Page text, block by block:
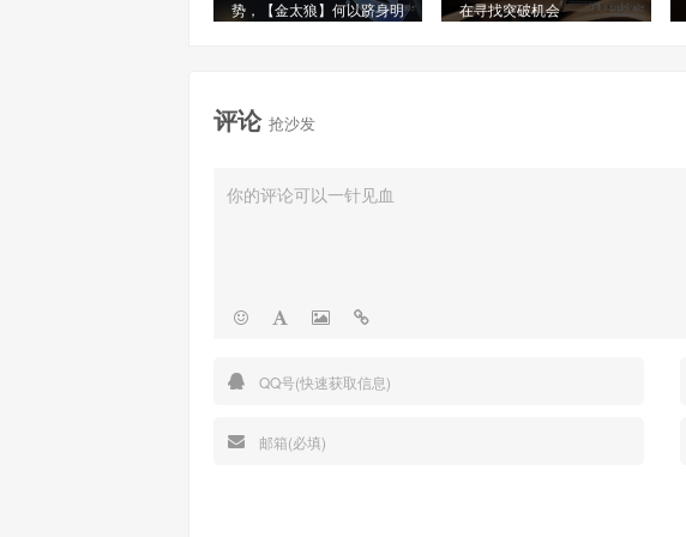
势，【金太狼】何以跻身明
在寻找突破机会
评论 抢沙发